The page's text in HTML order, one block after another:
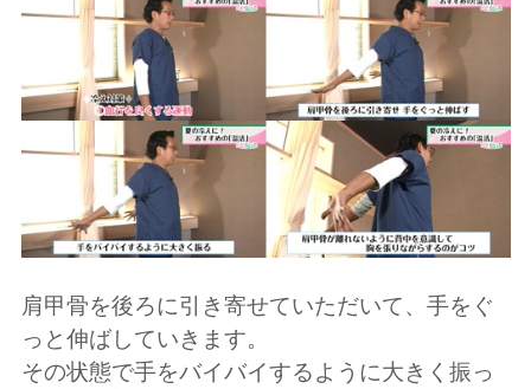
肩甲骨を後ろに引き寄せていただいて、手をぐ
っと伸ばしていきます。
その状態で手をバイバイするように大きく振っ